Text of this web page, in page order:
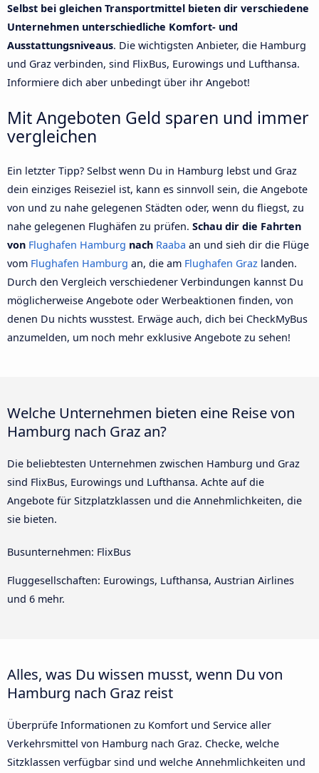
Selbst bei gleichen Transportmittel bieten dir verschiedene
Unternehmen unterschiedliche Komfort- und
Ausstattungsniveaus. Die wichtigsten Anbieter, die Hamburg
und Graz verbinden, sind FlixBus, Eurowings und Lufthansa.
Informiere dich aber unbedingt über ihr Angebot!
Mit Angeboten Geld sparen und immer
vergleichen
Ein letzter Tipp? Selbst wenn Du in Hamburg lebst und Graz
dein einziges Reiseziel ist, kann es sinnvoll sein, die Angebote
von und zu nahe gelegenen Städten oder, wenn du fliegst, zu
nahe gelegenen Flughäfen zu prüfen. Schau dir die Fahrten
von Flughafen Hamburg nach Raaba an und sieh dir die Flüge
vom Flughafen Hamburg an, die am Flughafen Graz landen.
Durch den Vergleich verschiedener Verbindungen kannst Du
möglicherweise Angebote oder Werbeaktionen finden, von
denen Du nichts wusstest. Erwäge auch, dich bei CheckMyBus
anzumelden, um noch mehr exklusive Angebote zu sehen!
Welche Unternehmen bieten eine Reise von
Hamburg nach Graz an?
Die beliebtesten Unternehmen zwischen Hamburg und Graz
sind FlixBus, Eurowings und Lufthansa. Achte auf die
Angebote für Sitzplatzklassen und die Annehmlichkeiten, die
sie bieten.
Busunternehmen: FlixBus
Fluggesellschaften: Eurowings, Lufthansa, Austrian Airlines
und 6 mehr.
Alles, was Du wissen musst, wenn Du von
Hamburg nach Graz reist
Überprüfe Informationen zu Komfort und Service aller
Verkehrsmittel von Hamburg nach Graz. Checke, welche
Sitzklassen verfügbar sind und welche Annehmlichkeiten und